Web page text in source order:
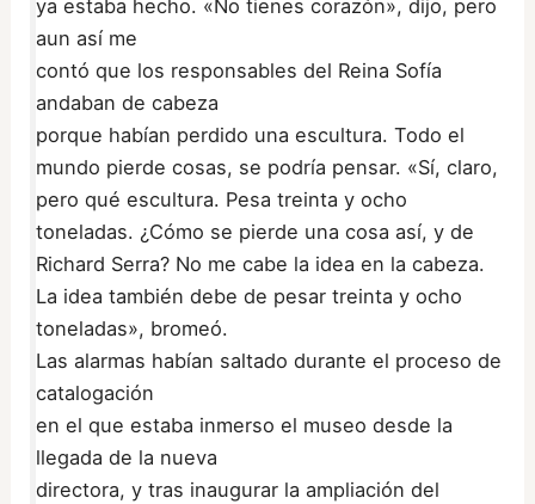
ya estaba hecho. «No tienes corazón», dijo, pero
aun así me
contó que los responsables del Reina Sofía
andaban de cabeza
porque habían perdido una escultura. Todo el
mundo pierde cosas, se podría pensar. «Sí, claro,
pero qué escultura. Pesa treinta y ocho
toneladas. ¿Cómo se pierde una cosa así, y de
Richard Serra? No me cabe la idea en la cabeza.
La idea también debe de pesar treinta y ocho
toneladas», bromeó.
Las alarmas habían saltado durante el proceso de
catalogación
en el que estaba inmerso el museo desde la
llegada de la nueva
directora, y tras inaugurar la ampliación del